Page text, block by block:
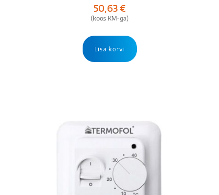
50,63€
(koos KM-ga)
Lisa korvi